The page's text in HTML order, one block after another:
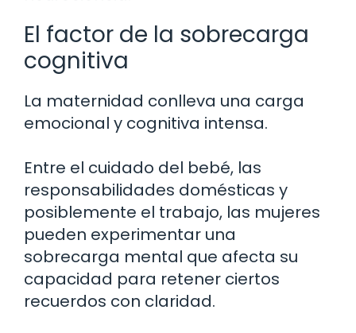
El factor de la sobrecarga
cognitiva
La maternidad conlleva una carga
emocional y cognitiva intensa.
Entre el cuidado del bebé, las
responsabilidades domésticas y
posiblemente el trabajo, las mujeres
pueden experimentar una
sobrecarga mental que afecta su
capacidad para retener ciertos
recuerdos con claridad.